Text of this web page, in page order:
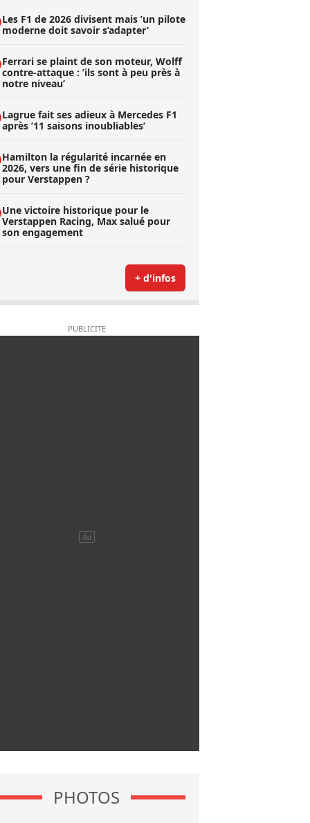
Les F1 de 2026 divisent mais ’un pilote
moderne doit savoir s’adapter’
Ferrari se plaint de son moteur, Wolff
contre-attaque : ’ils sont à peu près à
notre niveau’
Lagrue fait ses adieux à Mercedes F1
après ’11 saisons inoubliables’
Hamilton la régularité incarnée en
2026, vers une fin de série historique
pour Verstappen ?
Une victoire historique pour le
Verstappen Racing, Max salué pour
son engagement
+ d'infos
PHOTOS